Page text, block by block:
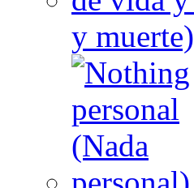
y muerte)